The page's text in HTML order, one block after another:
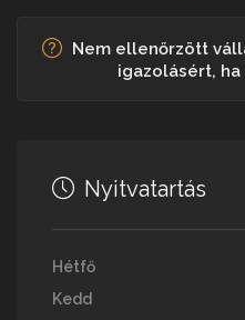
Nem ellenőrzött
igazolásért, ha
Nyitvatartás
Hétfő
Kedd